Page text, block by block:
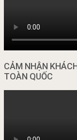
CẢM NHẬN
TOÀN QUỐC